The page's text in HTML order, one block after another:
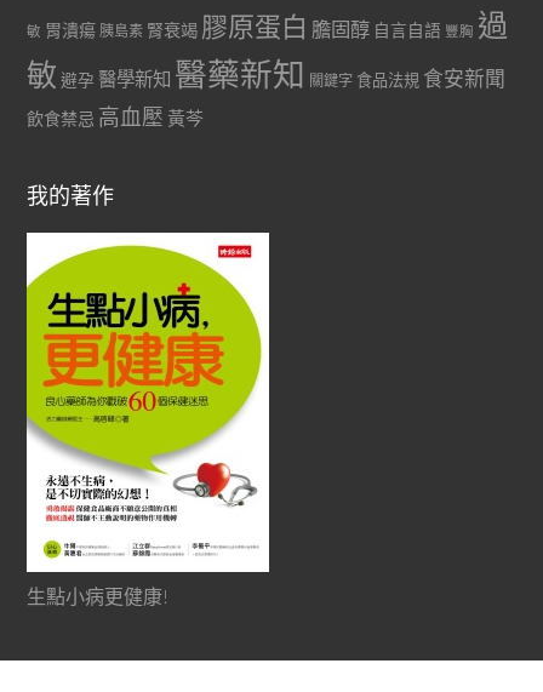
敏 胃潰瘍 胰島素 腎衰竭 膠原蛋白 膽固醇 自言自語 豐胸 過
敏 避孕 醫學新知 醫藥新知 關鍵字 食品法規 食安新聞
飲食禁忌 高血壓 黃芩
我的著作
生點小病更健康!